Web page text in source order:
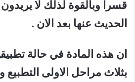
قسرا وبالقوة لذلك لا يريدون
الحديث عنها بعد الان .
ان هذه المادة في حالة
بثلاث مراحل الاولى التطبيع